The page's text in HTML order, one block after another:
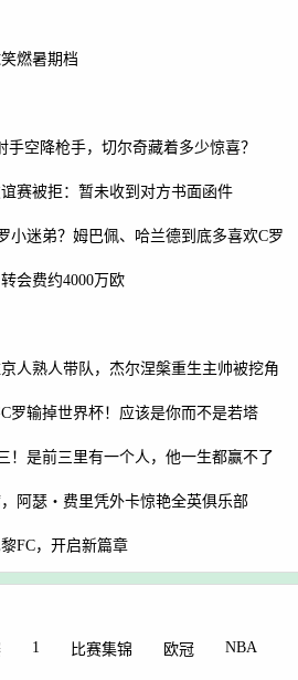
燃暑期档
空降枪手，切尔奇藏着多少惊喜？
赛被拒：暂未收到对方书面函件
小迷弟？姆巴佩、哈兰德到底多喜欢C罗
会费约4000万欧
人熟人带队，杰尔涅槃重生主帅被挖角
罗输掉世界杯！应该是你而不是若塔
！是前三里有一个人，他一生都赢不了
阿瑟・费里凭外卡惊艳全英俱乐部
FC，开启新篇章
1 比赛集锦 欧冠 NBA